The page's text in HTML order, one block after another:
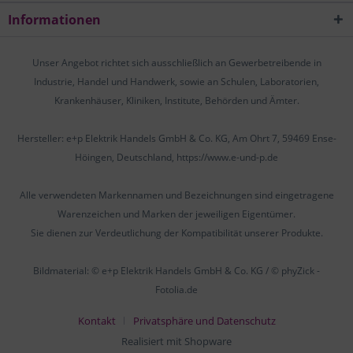
Informationen
Unser Angebot richtet sich ausschließlich an Gewerbetreibende in
Industrie, Handel und Handwerk, sowie an Schulen, Laboratorien,
Krankenhäuser, Kliniken, Institute, Behörden und Ämter.
Hersteller: e+p Elektrik Handels GmbH & Co. KG, Am Ohrt 7, 59469 Ense-
Höingen, Deutschland, https://www.e-und-p.de
Alle verwendeten Markennamen und Bezeichnungen sind eingetragene
Warenzeichen und Marken der jeweiligen Eigentümer.
Sie dienen zur Verdeutlichung der Kompatibilität unserer Produkte.
Bildmaterial: © e+p Elektrik Handels GmbH & Co. KG / © phyZick -
Fotolia.de
Kontakt
Privatsphäre und Datenschutz
Realisiert mit Shopware